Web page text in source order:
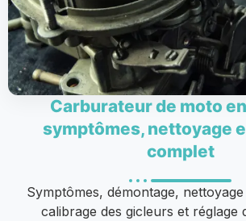
Carburateur de moto
symptômes, nettoyage
complet
Symptômes, démontage,
calibrage des gicleurs et réglage